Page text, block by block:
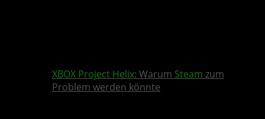
XBOX Project Helix: Warum Steam zum
Problem werden könnte